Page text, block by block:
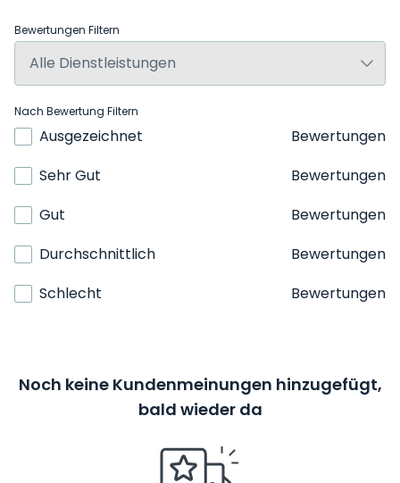
Bewertungen Filtern
Nach Bewertung Filtern
Ausgezeichnet
Bewertungen
Sehr Gut
Bewertungen
Gut
Bewertungen
Durchschnittlich
Bewertungen
Schlecht
Bewertungen
Noch keine Kundenmeinungen hinzugefügt,
bald wieder da